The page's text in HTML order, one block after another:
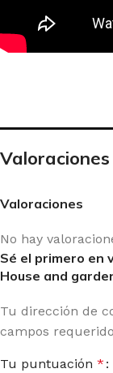
Valoraciones
Valoraciones
No hay
Sé el primero en
House and
Tu dirección de
campos
Tu puntuación *